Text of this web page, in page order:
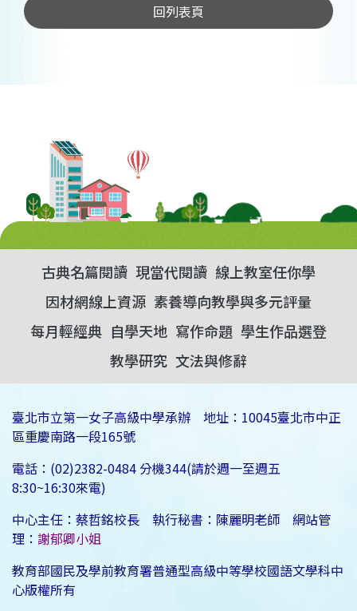
回列表頁
古典名篇閱讀 現當代閱讀 線上教室任你學
因材網線上資源 素養導向教學與多元評量
每月輕經典 自學天地 寫作命題 學生作品選登
教學研究 文法與修辭
臺北市立第一女子高級中學承辦 地址：10045臺北市中正
區重慶南路一段165號
電話：(02)2382-0484 分機344(請於週一至週五
8:30~16:30來電)
中心主任：蔡哲銘校長 執行秘書：陳麗明老師 網站管
理： 謝郁卿小姐
教育部國民及學前教育署普通型高級中等學校國語文學科中
心版權所有